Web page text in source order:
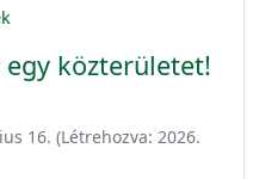
egy közterületet!
16. (Létrehozva: 2026.